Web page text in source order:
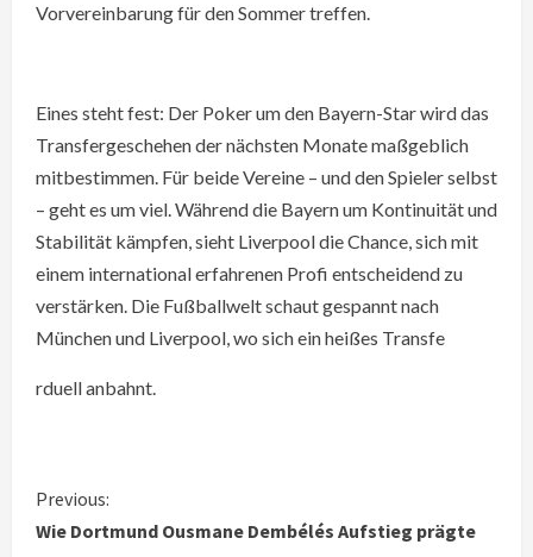
Vorvereinbarung für den Sommer treffen.
Eines steht fest: Der Poker um den Bayern-Star wird das
Transfergeschehen der nächsten Monate maßgeblich
mitbestimmen. Für beide Vereine – und den Spieler selbst
– geht es um viel. Während die Bayern um Kontinuität und
Stabilität kämpfen, sieht Liverpool die Chance, sich mit
einem international erfahrenen Profi entscheidend zu
verstärken. Die Fußballwelt schaut gespannt nach
München und Liverpool, wo sich ein heißes Transfe
rduell anbahnt.
C
Previous:
Wie Dortmund Ousmane Dembélés Aufstieg prägte